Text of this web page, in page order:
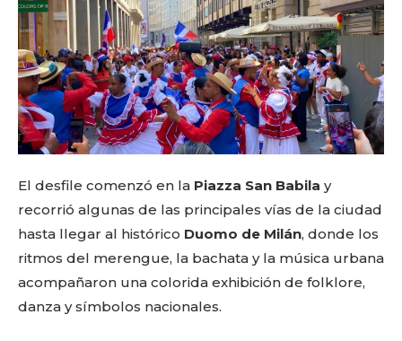
El desfile comenzó en la Piazza San Babila y
recorrió algunas de las principales vías de la ciudad
hasta llegar al histórico Duomo de Milán, donde los
ritmos del merengue, la bachata y la música urbana
acompañaron una colorida exhibición de folklore,
danza y símbolos nacionales.